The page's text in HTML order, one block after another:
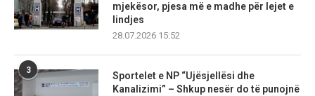
mjekësor, pjesa më e madhe për lejet e
lindjes
28.07.2026 15:52
3
Sportelet e NP “Ujësjellësi dhe
Kanalizimi” – Shkup nesër do të punojnë